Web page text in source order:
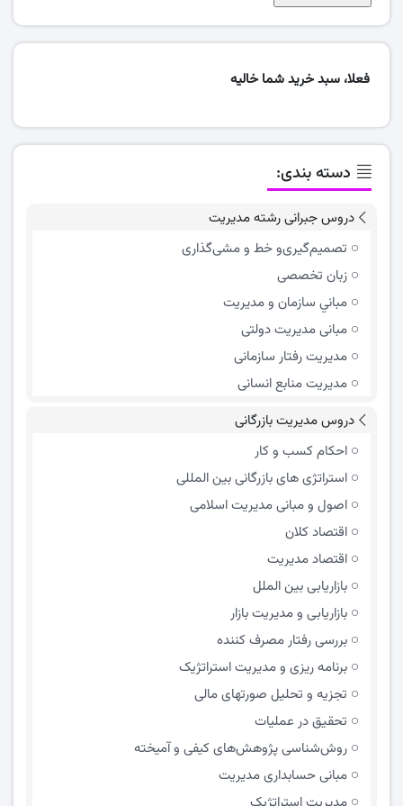
فعلا، سبد خرید شما خالیه
دسته بندی:
دروس جبرانی رشته مدیریت
تصمیم‌گیری‌و خط و مشی‌گذاری
زبان تخصصی
مباني سازمان و مديريت
مبانی مدیریت دولتی
مدیریت رفتار سازمانی
مدیریت منابع انسانی
دروس مدیریت بازرگانی
احکام کسب و کار
استراتژی های بازرگانی بین المللی
اصول و مبانی مدیریت اسلامی
اقتصاد کلان
اقتصاد مدیریت
بازاریابی بین الملل
بازاریابی و مدیریت بازار
بررسی رفتار مصرف کننده
برنامه ریزی و مدیریت استراتژیک
تجزیه و تحلیل صورتهای مالی
تحقیق در عملیات
روش‌شناسی پژوهش‌های کیفی و آمیخته
مبانی حسابداری مدیریت